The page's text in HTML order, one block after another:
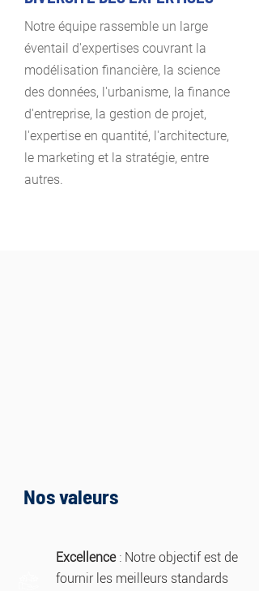
Notre équipe rassemble un large
éventail d'expertises couvrant la
modélisation financière, la science
des données, l'urbanisme, la finance
d'entreprise, la gestion de projet,
l'expertise en quantité, l'architecture,
le marketing et la stratégie, entre
autres.
Nos valeurs
Excellence: Notre objectif est de
fournir les meilleurs standards